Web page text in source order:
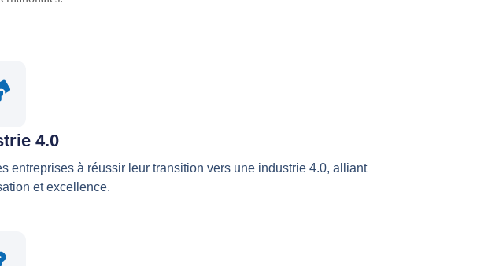
4.0
entreprises à réussir leur transition vers une industrie 4.0, alliant
et excellence.